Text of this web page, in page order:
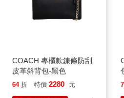
COACH 專櫃款鍊條防刮
皮革斜背包-黑色
64 折 特價 2280 元